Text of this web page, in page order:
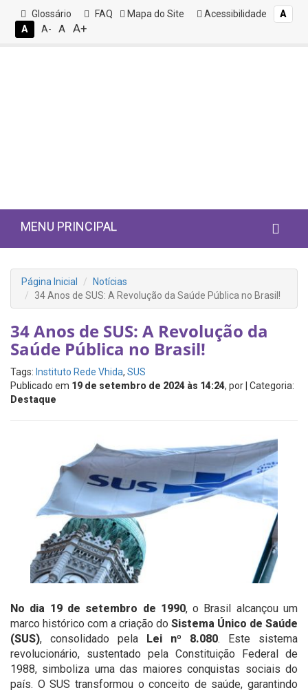
Glossário FAQ Mapa do Site Acessibilidade
A
A
A- A A+
MENU PRINCIPAL
Página Inicial
Notícias
34 Anos de SUS: A Revolução da Saúde Pública no Brasil!
34 Anos de SUS: A Revolução da
Saúde Pública no Brasil!
Tags: Instituto Rede Vhida, SUS
Publicado em 19 de setembro de 2024 às 14:24, por | Categoria:
Destaque
No dia 19 de setembro de 1990, o Brasil alcançou um
marco histórico com a criação do Sistema Único de Saúde
(SUS), consolidado pela Lei nº 8.080. Este sistema
revolucionário, sustentado pela Constituição Federal de
1988, simboliza uma das maiores conquistas sociais do
país. O SUS transformou o conceito de saúde, garantindo